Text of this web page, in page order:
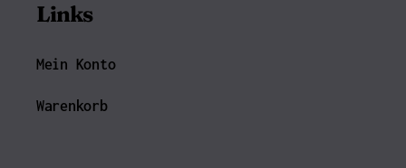
Links
Mein Konto
Warenkorb